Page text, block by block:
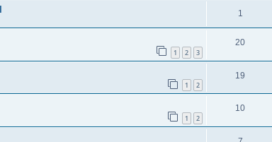
1
1 2 3
20
1 2
19
1 2
10